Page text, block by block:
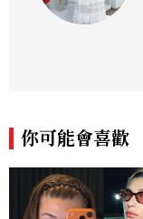
你可能會喜歡